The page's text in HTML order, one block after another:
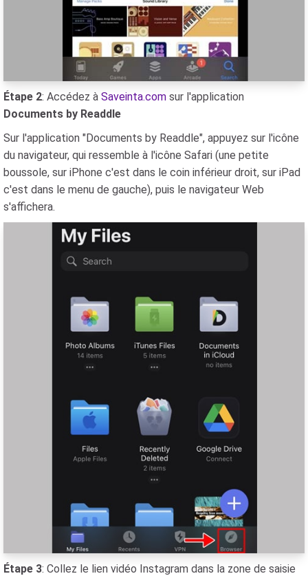
Étape 2: Accédez à Saveinta.com sur l'application
Documents by Readdle
Sur l'application "Documents by Readdle", appuyez sur l'icône
du navigateur, qui ressemble à l'icône Safari (une petite
boussole, sur iPhone c'est dans le coin inférieur droit, sur iPad
c'est dans le menu de gauche), puis le navigateur Web
s'affichera.
Étape 3: Collez le lien vidéo Instagram dans la zone de saisie